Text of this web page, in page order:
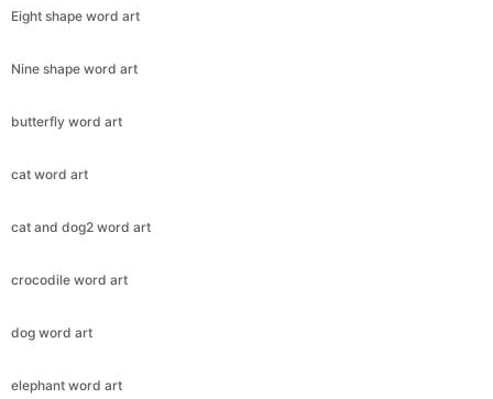
Eight shape word art
Nine shape word art
butterfly word art
cat word art
cat and dog2 word art
crocodile word art
dog word art
elephant word art